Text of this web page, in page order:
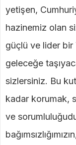
yetişen,
hazinemiz olan
güçlü ve lider
geleceğe
sizlersiniz. Bu
kadar korumak,
ve